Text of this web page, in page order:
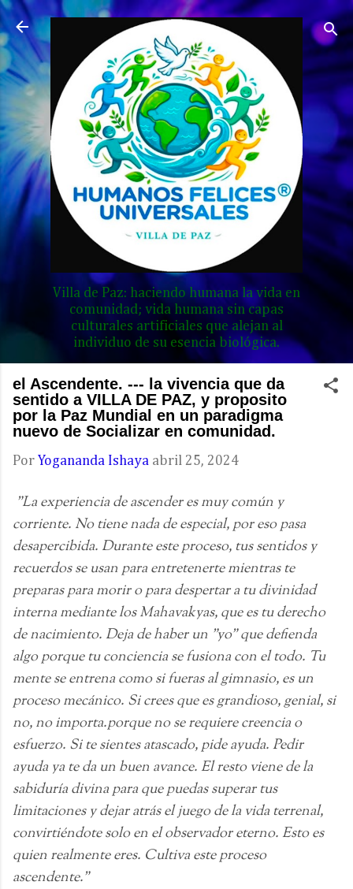
Ir al contenido principal
Villa de Paz: haciendo humana la vida en
comunidad; vida humana sin capas
culturales artificiales que alejan al
individuo de su esencia biológica.
el Ascendente. --- la vivencia que da
sentido a VILLA DE PAZ, y proposito
por la Paz Mundial en un paradigma
nuevo de Socializar en comunidad.
Por Yogananda Ishaya abril 25, 2024
"La experiencia de ascender es muy común y
corriente. No tiene nada de especial, por eso pasa
desapercibida. Durante este proceso, tus sentidos y
recuerdos se usan para entretenerte mientras te
preparas para morir o para despertar a tu divinidad
interna mediante los Mahavakyas, que es tu derecho
de nacimiento. Deja de haber un "yo" que defienda
algo porque tu conciencia se fusiona con el todo. Tu
mente se entrena como si fueras al gimnasio, es un
proceso mecánico. Si crees que es grandioso, genial, si
no, no importa.porque no se requiere creencia o
esfuerzo. Si te sientes atascado, pide ayuda. Pedir
ayuda ya te da un buen avance. El resto viene de la
sabiduría divina para que puedas superar tus
limitaciones y dejar atrás el juego de la vida terrenal,
convirtiéndote solo en el observador eterno. Esto es
quien realmente eres. Cultiva este proceso
ascendente."